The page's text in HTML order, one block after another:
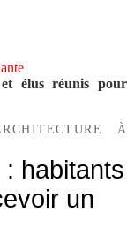
élus réunis pour
À
habitants
un